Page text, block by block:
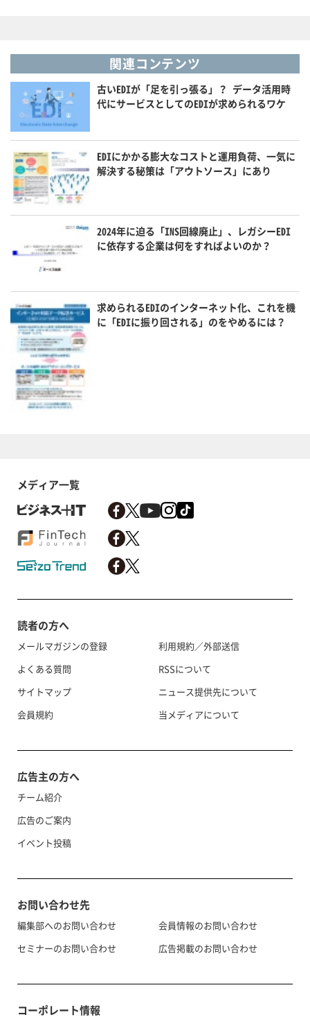
関連コンテンツ
古いEDIが「足を引っ張る」？ データ活用時
代にサービスとしてのEDIが求められるワケ
EDIにかかる膨大なコストと運用負荷、一気に
解決する秘策は「アウトソース」にあり
2024年に迫る「INS回線廃止」、レガシーEDI
に依存する企業は何をすればよいのか？
求められるEDIのインターネット化、これを機
に「EDIに振り回される」のをやめるには？
メディア一覧
読者の方へ
メールマガジンの登録
よくある質問
サイトマップ
会員規約
利用規約／外部送信
RSSについて
ニュース提供先について
当メディアについて
広告主の方へ
チーム紹介
広告のご案内
イベント投稿
お問い合わせ先
編集部へのお問い合わせ
セミナーのお問い合わせ
会員情報のお問い合わせ
広告掲載のお問い合わせ
コーポレート情報